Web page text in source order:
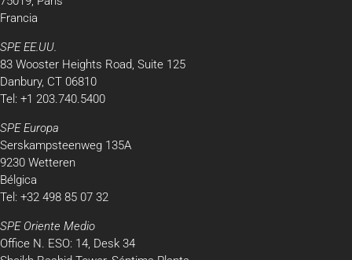
Francia
SPE EE.UU.
83 Wooster Heights Road, Suite 125
Danbury, CT 06810
Tel: +1 203.740.5400
SPE Europa
Serskampsteenweg 135A
9230 Wetteren
Bélgica
Tel: +32 498 85 07 32
SPE Oriente Medio
Office N. ESO: 14, Desk 34